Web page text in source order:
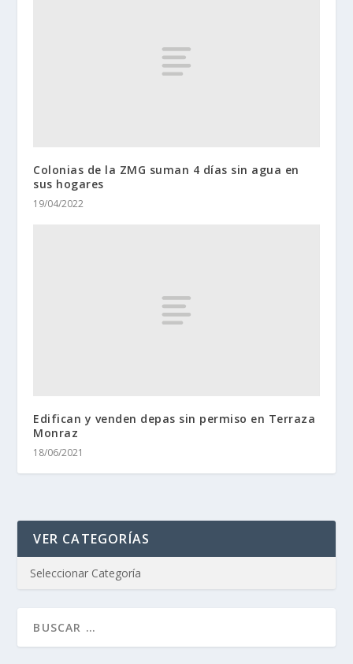
Colonias de la ZMG suman 4 días sin agua en
sus hogares
19/04/2022
Edifican y venden depas sin permiso en Terraza
Monraz
18/06/2021
VER CATEGORÍAS